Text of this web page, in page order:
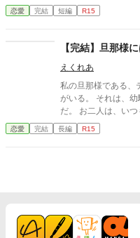
にする。お前との婚
ァランティーヌは引
ら彼女の類まれな
の若き公爵カジミ
れ、本来の輝きを取
を失った伯爵邸は、
たことで急速に機能
悔に苛まれたエリフ
恋愛 完結 短編 R15
【完結】旦那様
えくれあ
私の旦那様である、
がいる。 それは、
だ。 お二人は、い
お二人の恋をそっと見守る
夜会にめったに顔を
恋愛 完結 長編 R15